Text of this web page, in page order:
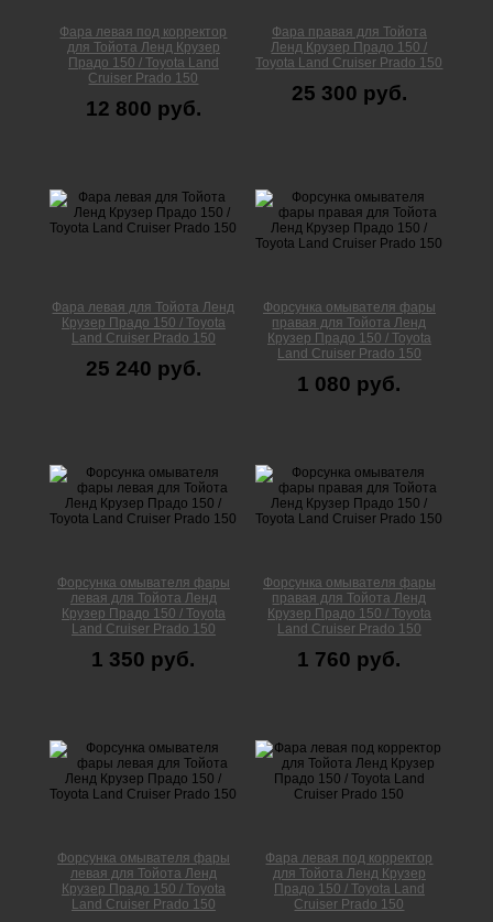
Фара левая под корректор
для Тойота Ленд Крузер
Прадо 150 / Toyota Land
Cruiser Prado 150
12 800 руб.
Фара правая для Тойота
Ленд Крузер Прадо 150 /
Toyota Land Cruiser Prado 150
25 300 руб.
Фара левая для Тойота Ленд
Крузер Прадо 150 / Toyota
Land Cruiser Prado 150
25 240 руб.
Форсунка омывателя фары
правая для Тойота Ленд
Крузер Прадо 150 / Toyota
Land Cruiser Prado 150
1 080 руб.
Форсунка омывателя фары
левая для Тойота Ленд
Крузер Прадо 150 / Toyota
Land Cruiser Prado 150
1 350 руб.
Форсунка омывателя фары
правая для Тойота Ленд
Крузер Прадо 150 / Toyota
Land Cruiser Prado 150
1 760 руб.
Форсунка омывателя фары
левая для Тойота Ленд
Крузер Прадо 150 / Toyota
Land Cruiser Prado 150
Фара левая под корректор
для Тойота Ленд Крузер
Прадо 150 / Toyota Land
Cruiser Prado 150